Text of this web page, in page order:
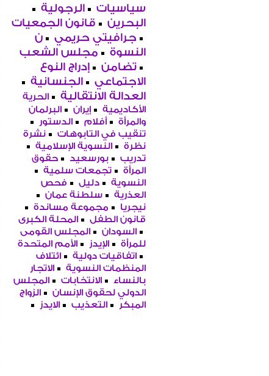
سياسيات
الرجولية
البحرين
قانون الجمعيات
جرافيتي حريمي
ن
النسوة
مجلس الشعب
تضامن
إدراج النوع
الاجتماعي
الجنسانية
العدالة الانتقالية
الحرية
الأكاديمية
إيران
البرلمان
والمرأة
أفلام
الدستور
تنقيب في التابوهات
نشرة
نظرة
النسوية الإسلامية
تدريب
بورسعيد
حقوق
المرأة
تجمعات سلمية
النسوية
دليل
فحص
العذرية
سلطنة عمان
نيجريا
مجموعة مساندة
قانون الطفل
المحلة الكبرى
السودان
المجلس القومى
للمرأة
الإيدز
الأمم المتحدة
اتفاقيات دولية
ائتلاف
المنظمات النسوية
الاتجار
بالنساء
الانتخابات
المجلس
الدولي لحقوق الإنسان
الزواج
المبكر
التعذيب الايدز